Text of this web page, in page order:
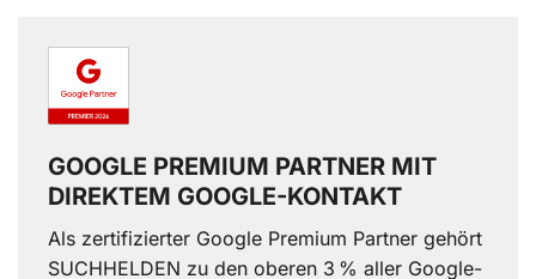
GOOGLE PREMIUM PARTNER MIT
DIREKTEM GOOGLE-KONTAKT
Als zertifizierter Google Premium Partner gehört
SUCHHELDEN zu den oberen 3 % aller Google-